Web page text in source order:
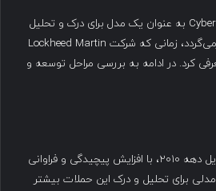
تاریخچه و توسعه Cyber Kill Chain به عنوان یک مدل برای درک و تحلیل
حملات سایبری به سال ۲۰۱۱ برمی‌گردد، زمانی که شرکت Lockheed Martin
کرد. در ادامه به بررسی مراحل توسعه و
: در اوایل دهه ۲۰۱۰، با افزایش پیچیدگی و فراوانی
برای تحلیل و درک این حملات بیشتر